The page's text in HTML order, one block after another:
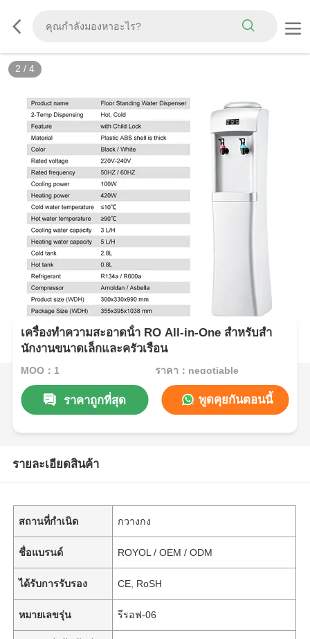
2 / 4
เครื่องทําความสะอาดน้ํา RO All-in-One สําหรับสํา
นักงานขนาดเล็กและครัวเรือน
MOQ：1 ราคา：negotiable
ราคาถูกที่สุด พูดคุยกันตอนนี้
รายละเอียดสินค้า
สถานที่กำเนิด กวางกง
ชื่อแบรนด์ ROYOL / OEM / ODM
ได้รับการรับรอง CE, RoSH
หมายเลขรุ่น รีรอฟ-06